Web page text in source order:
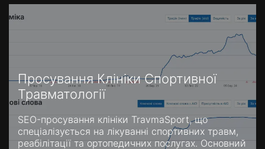
Просування Клініки Спортивної
Травматології
SEO-просування клініки TravmaSport, що
спеціалізується на лікуванні спортивних травм,
реабілітації та ортопедичних послугах. Основний